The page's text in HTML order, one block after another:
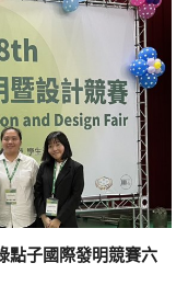
子國際發明競賽六